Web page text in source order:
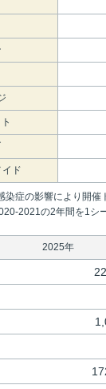
ド
症の影響により開催
2021の2年間を1シ
2025年